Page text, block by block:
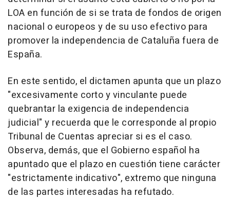
LOA en función de si se trata de fondos de origen
nacional o europeos y de su uso efectivo para
promover la independencia de Cataluña fuera de
España.
En este sentido, el dictamen apunta que un plazo
"excesivamente corto y vinculante puede
quebrantar la exigencia de independencia
judicial" y recuerda que le corresponde al propio
Tribunal de Cuentas apreciar si es el caso.
Observa, demás, que el Gobierno español ha
apuntado que el plazo en cuestión tiene carácter
"estrictamente indicativo", extremo que ninguna
de las partes interesadas ha refutado.